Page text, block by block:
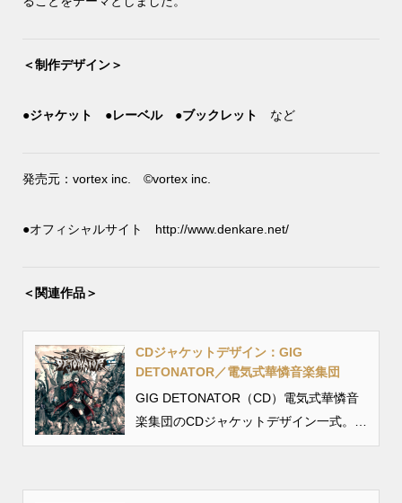
＜制作デザイン＞
●ジャケット ●レーベル ●ブックレット など
発売元：vortex inc. ©vortex inc.
●オフィシャルサイト http://www.denkare.net/
＜関連作品＞
CDジャケットデザイン：GIG
DETONATOR／電気式華憐音楽集団
GIG DETONATOR（CD）電気式華憐音
楽集団のCDジャケットデザイン一式。
アルバム「DETONATOR」のライブ版。
のイメージを崩さないよう新た...